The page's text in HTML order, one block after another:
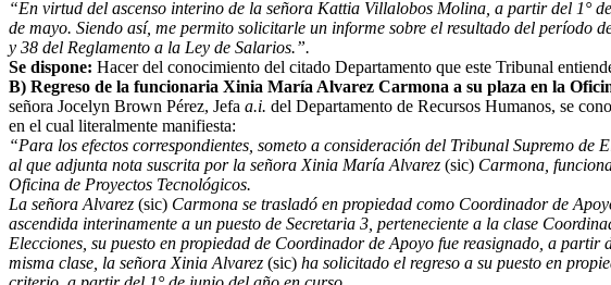
“En virtud del ascenso interino de la señora Kattia Villalobos Molina, a partir del 1°
de mayo. Siendo así, me permito solicitarle un informe sobre el resultado del período
y 38 del Reglamento a la Ley de Salarios.”.
Se dispone: Hacer del conocimiento del citado Departamento que este Tribunal
B) Regreso de la funcionaria Xinia María Alvarez Carmona a su plaza en la
señora Jocelyn Brown Pérez, Jefa a.i. del Departamento de Recursos Humanos, se
en el cual literalmente manifiesta:
“Para los efectos correspondientes, someto a consideración del Tribunal Supremo
al que adjunta nota suscrita por la señora Xinia María Alvarez (sic) Carmona,
Oficina de Proyectos Tecnológicos.
La señora Alvarez (sic) Carmona se trasladó en propiedad como Coordinador de
ascendida interinamente a un puesto de Secretaria 3, perteneciente a la clase
Elecciones, su puesto en propiedad de Coordinador de Apoyo fue reasignado, a
misma clase, la señora Xinia Alvarez (sic) ha solicitado el regreso a su puesto en